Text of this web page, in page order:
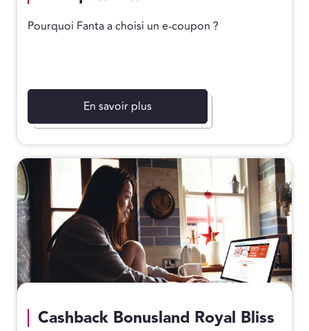
Pourquoi Fanta a choisi un e-coupon ?
En savoir plus
Cashback Bonusland Royal Bliss